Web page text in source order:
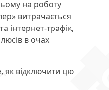
на роботу
витрачається
інтернет-трафік,
в очах
як відключити цю